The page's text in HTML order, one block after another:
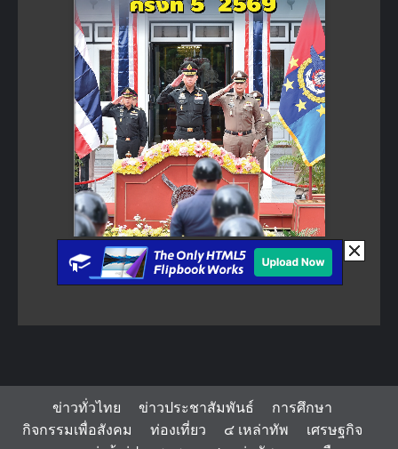
ข่าวทั่วไทย ข่าวประชาสัมพันธ์
การศึกษา
กิจกรรมเพื่อสังคม
ท่องเที่ยว ๔ เหล่าทัพ
เศรษฐกิจ